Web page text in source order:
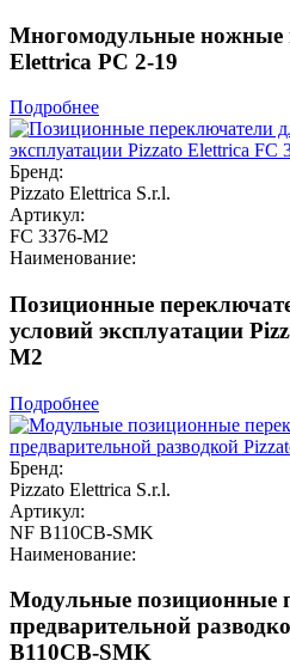
Многомодульные ножные
Elettrica PC 2-19
Подробнее
Бренд:
Pizzato Elettrica S.r.l.
Артикул:
FC 3376-M2
Наименование:
Позиционные
условий эксплуатации
M2
Подробнее
Бренд:
Pizzato Elettrica S.r.l.
Артикул:
NF B110CB-SMK
Наименование:
Модульные позиционные
предварительной
B110CB-SMK